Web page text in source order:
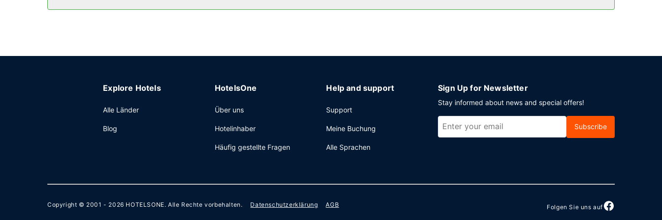
Explore Hotels
Alle Länder
Blog
HotelsOne
Über uns
Hotelinhaber
Häufig gestellte Fragen
Help and support
Support
Meine Buchung
Alle Sprachen
Sign Up for Newsletter
Stay informed about news and special offers!
Subscribe
Copyright © 2001 - 2026 HOTELSONE. Alle Rechte vorbehalten. Datenschutzerklärung AGB Folgen Sie uns auf